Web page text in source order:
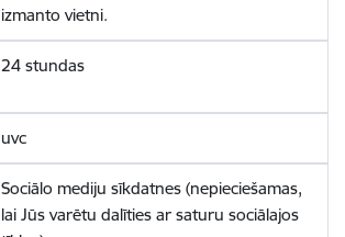
izmanto vietni.
24 stundas
uvc
Sociālo mediju sīkdatnes (nepieciešamas,
lai Jūs varētu dalīties ar saturu sociālajos